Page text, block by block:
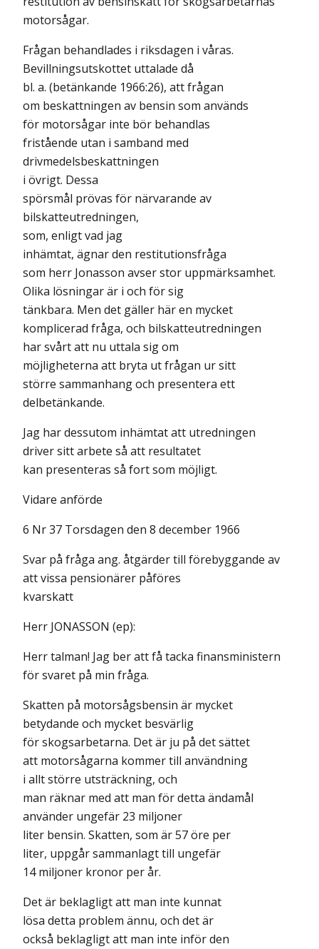
motorsågar.
Frågan behandlades i riksdagen i våras.
Bevillningsutskottet uttalade då
bl. a. (betänkande 1966:26), att frågan
om beskattningen av bensin som används
för motorsågar inte bör behandlas
fristående utan i samband med
drivmedelsbeskattningen
i övrigt. Dessa
spörsmål prövas för närvarande av
bilskatteutredningen,
som, enligt vad jag
inhämtat, ägnar den restitutionsfråga
som herr Jonasson avser stor uppmärksamhet.
Olika lösningar är i och för sig
tänkbara. Men det gäller här en mycket
komplicerad fråga, och bilskatteutredningen
har svårt att nu uttala sig om
möjligheterna att bryta ut frågan ur sitt
större sammanhang och presentera ett
delbetänkande.
Jag har dessutom inhämtat att utredningen
driver sitt arbete så att resultatet
kan presenteras så fort som möjligt.
Vidare anförde
6 Nr 37 Torsdagen den 8 december 1966
Svar på fråga ang. åtgärder till förebyggande av
att vissa pensionärer påföres
kvarskatt
Herr JONASSON (ep):
Herr talman! Jag ber att få tacka finansministern
för svaret på min fråga.
Skatten på motorsågsbensin är mycket
betydande och mycket besvärlig
för skogsarbetarna. Det är ju på det sättet
att motorsågarna kommer till användning
i allt större utsträckning, och
man räknar med att man för detta ändamål
använder ungefär 23 miljoner
liter bensin. Skatten, som är 57 öre per
liter, uppgår sammanlagt till ungefär
14 miljoner kronor per år.
Det är beklagligt att man inte kunnat
lösa detta problem ännu, och det är
också beklagligt att man inte inför den